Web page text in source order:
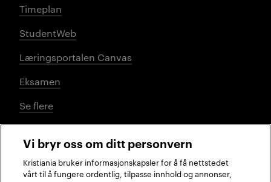
Timeplan
StudentWeb
Læringsportalen Canvas
Eksamen
Se flere
Sosiale medier
Vi bryr oss om ditt personvern
Kristiania bruker informasjonskapsler for å få nettstedet
vårt til å fungere ordentlig, tilpasse innhold og annonser,